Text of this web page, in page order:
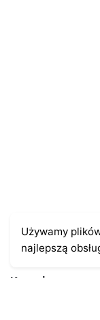
Kontakt
Używamy
najlepszą